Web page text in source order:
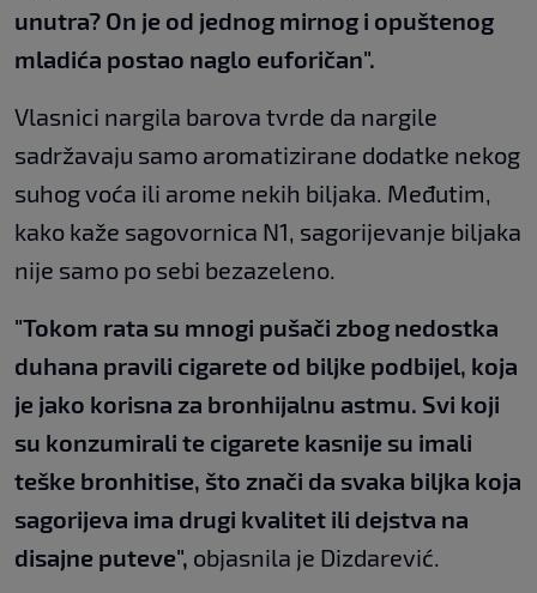
unutra? On je od jednog mirnog i opuštenog
mladića postao naglo euforičan".
Vlasnici nargila barova tvrde da nargile
sadržavaju samo aromatizirane dodatke nekog
suhog voća ili arome nekih biljaka. Međutim,
kako kaže sagovornica N1, sagorijevanje biljaka
nije samo po sebi bezazeleno.
"Tokom rata su mnogi pušači zbog nedostka
duhana pravili cigarete od biljke podbijel, koja
je jako korisna za bronhijalnu astmu. Svi koji
su konzumirali te cigarete kasnije su imali
teške bronhitise, što znači da svaka biljka koja
sagorijeva ima drugi kvalitet ili dejstva na
disajne puteve", objasnila je Dizdarević.